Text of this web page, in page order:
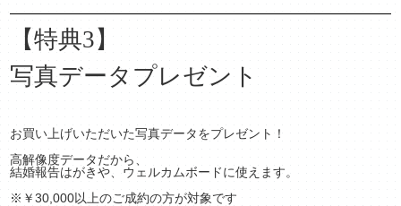
【特典3】
写真データプレゼント
お買い上げいただいた写真データをプレゼント！
高解像度データだから、
結婚報告はがきや、ウェルカムボードに使えます。
※￥30,000以上のご成約の方が対象です